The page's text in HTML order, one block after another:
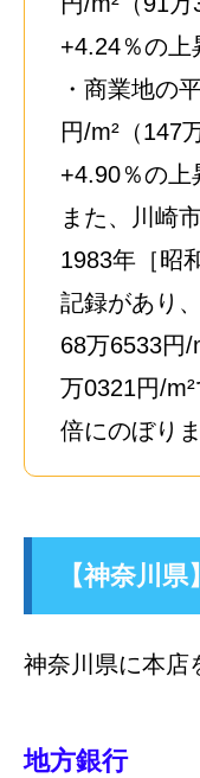
+4.24％の上
・商業地の
円/m²（147
+4.90％の上
また、川崎
1983年［昭
記録があり
68万6533円/
万0321円/
倍にのぼりま
【神奈川
神奈川県に本店
地方銀行